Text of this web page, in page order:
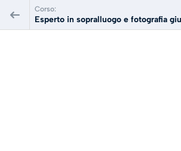
Corso:
Esperto in sopralluogo e fotografia